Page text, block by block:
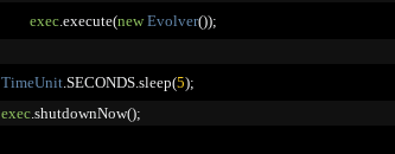
exec.execute(new Evolver());
TimeUnit.SECONDS.sleep(5);
exec.shutdownNow();